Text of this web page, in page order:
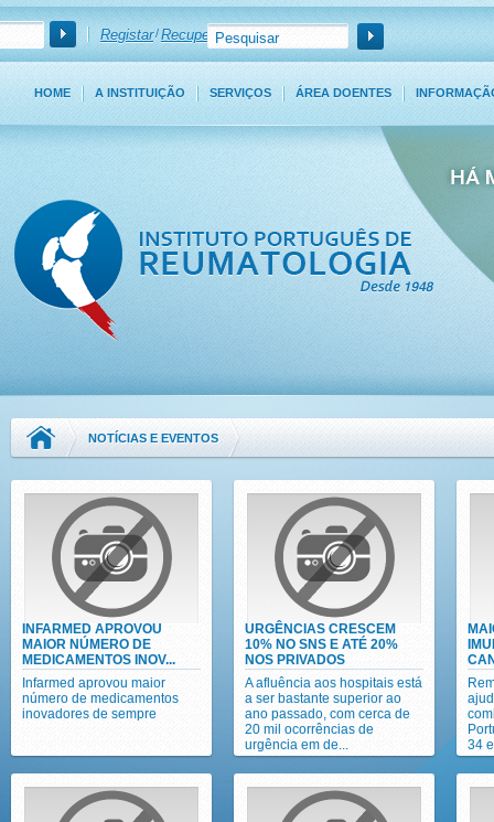
Registar/Recuperar Password
HOME A INSTITUIÇÃO SERVIÇOS ÁREA DOENTES
NOTÍCIAS E EVENTOS
INFARMED APROVOU
MAIOR NÚMERO DE
MEDICAMENTOS INOV...
Infarmed aprovou maior
número de medicamentos
inovadores de sempre
URGÊNCIAS CRESCEM
10% NO SNS E ATÉ 20%
NOS PRIVADOS
A afluência aos hospitais está
a ser bastante superior ao
ano passado, com cerca de
20 mil ocorrências de
urgência em de...
34